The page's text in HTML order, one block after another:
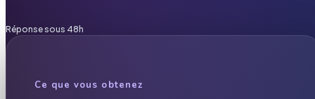
Réponse sous 48h
Ce que vous obtenez